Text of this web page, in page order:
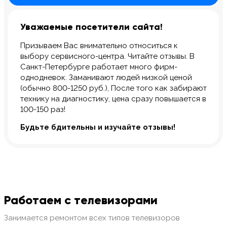
Уважаемые посетители сайта!
Призываем Вас внимательно относиться к
выбору сервисного-центра. Читайте отзывы. В
Санкт-Петербурге работает много фирм-
однодневок. Заманивают людей низкой ценой
(обычно 800-1250 руб.), После того как забирают
технику на диагностику, цена сразу повышается в
100-150 раз!
Будьте бдительны и изучайте отзывы!
Работаем с телевизорами
Занимается ремонтом всех типов телевизоров